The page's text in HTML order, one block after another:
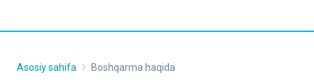
Asosiy sahifa Boshqarma haqida